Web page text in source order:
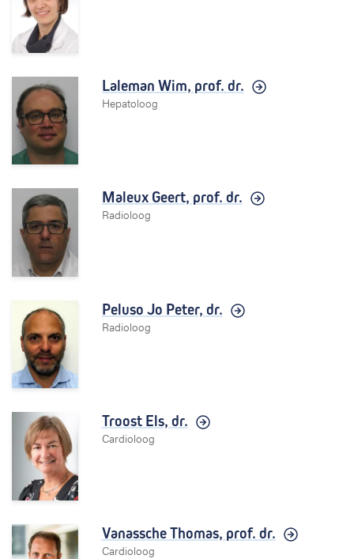
Laleman Wim, prof. dr.
Hepatoloog
Maleux Geert, prof. dr.
Radioloog
Peluso Jo Peter, dr.
Radioloog
Troost Els, dr.
Cardioloog
Vanassche Thomas, prof. dr.
Cardioloog